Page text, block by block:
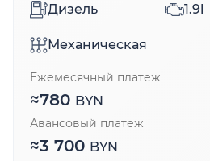
Дизель 1.9l
Механическая
Ежемесячный платеж
≈780 BYN
Авансовый платеж
≈3 700 BYN